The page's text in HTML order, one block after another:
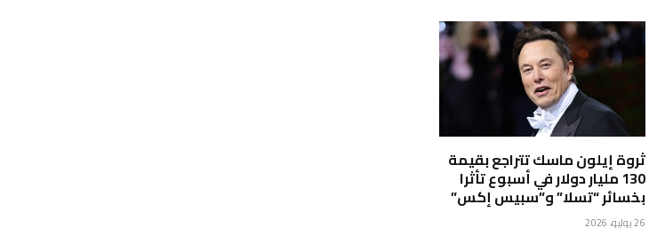
ثروة إيلون ماسك تتراجع بقيمة
130 مليار دولار في أسبوع تأثرا
بخسائر “تسلا” و”سبيس إكس”
26 يوليو، 2026